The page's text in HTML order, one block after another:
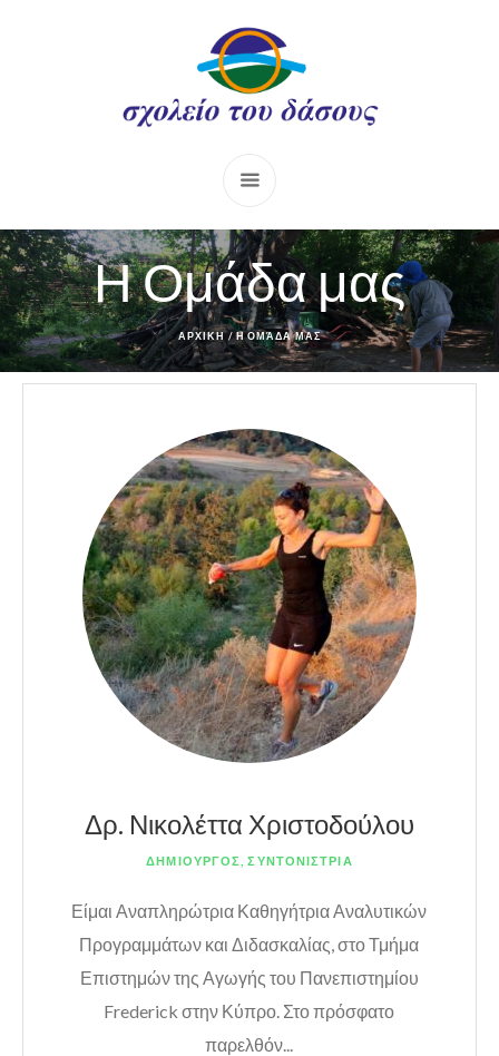
Η Ομάδα μας
ΑΡΧΙΚΗ/Η ΟΜΆΔΑ ΜΑΣ
Δρ. Νικολέττα Χριστοδούλου
ΔΗΜΙΟΥΡΓΟΣ, ΣΥΝΤΟΝΙΣΤΡΙΑ
Είμαι Αναπληρώτρια Καθηγήτρια Αναλυτικών
Προγραμμάτων και Διδασκαλίας, στο Τμήμα
Επιστημών της Αγωγής του Πανεπιστημίου
Frederick στην Κύπρο. Στο πρόσφατο
παρελθόν...